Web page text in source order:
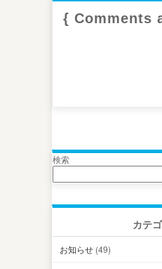
{ Comments
検索
カテ
お知らせ (49)